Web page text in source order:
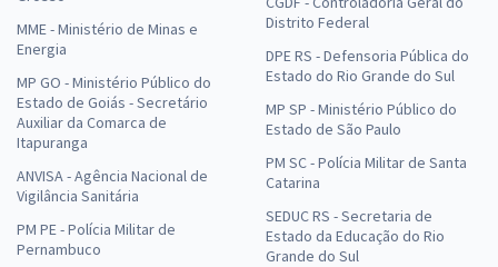
MME - Ministério de Minas e
Energia
MP GO - Ministério Público do
Estado de Goiás - Secretário
Auxiliar da Comarca de
Itapuranga
ANVISA - Agência Nacional de
Vigilância Sanitária
PM PE - Polícia Militar de
Pernambuco
Distrito Federal
DPE RS - Defensoria Pública do
Estado do Rio Grande do Sul
MP SP - Ministério Público do
Estado de São Paulo
PM SC - Polícia Militar de Santa
Catarina
SEDUC RS - Secretaria de
Estado da Educação do Rio
Grande do Sul